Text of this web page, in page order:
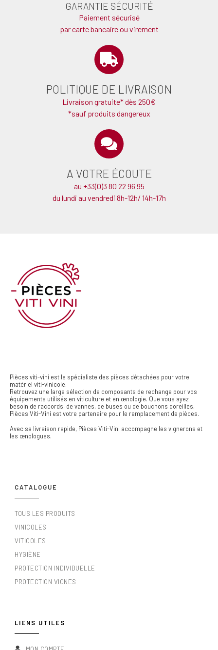
GARANTIE SÉCURITÉ
Paiement sécurisé
par carte bancaire ou virement
POLITIQUE DE LIVRAISON
Livraison gratuite* dès 250€
*sauf produits dangereux
A VOTRE ÉCOUTE
au +33(0)3 80 22 96 95
du lundi au vendredi 8h-12h/ 14h-17h
Pièces viti-vini est le spécialiste des pièces détachées pour votre
matériel viti-vinicole.
Retrouvez une large sélection de composants de rechange pour vos
équipements utilisés en viticulture et en œnologie. Que vous ayez
besoin de raccords, de vannes, de buses ou de bouchons d'oreilles,
Pièces Viti-Vini est votre partenaire pour le remplacement de pièces.
Avec sa livraison rapide, Pièces Viti-Vini accompagne les vignerons et
les œnologues.
CATALOGUE
TOUS LES PRODUITS
VINICOLES
VITICOLES
HYGIÈNE
PROTECTION INDIVIDUELLE
PROTECTION VIGNES
LIENS UTILES